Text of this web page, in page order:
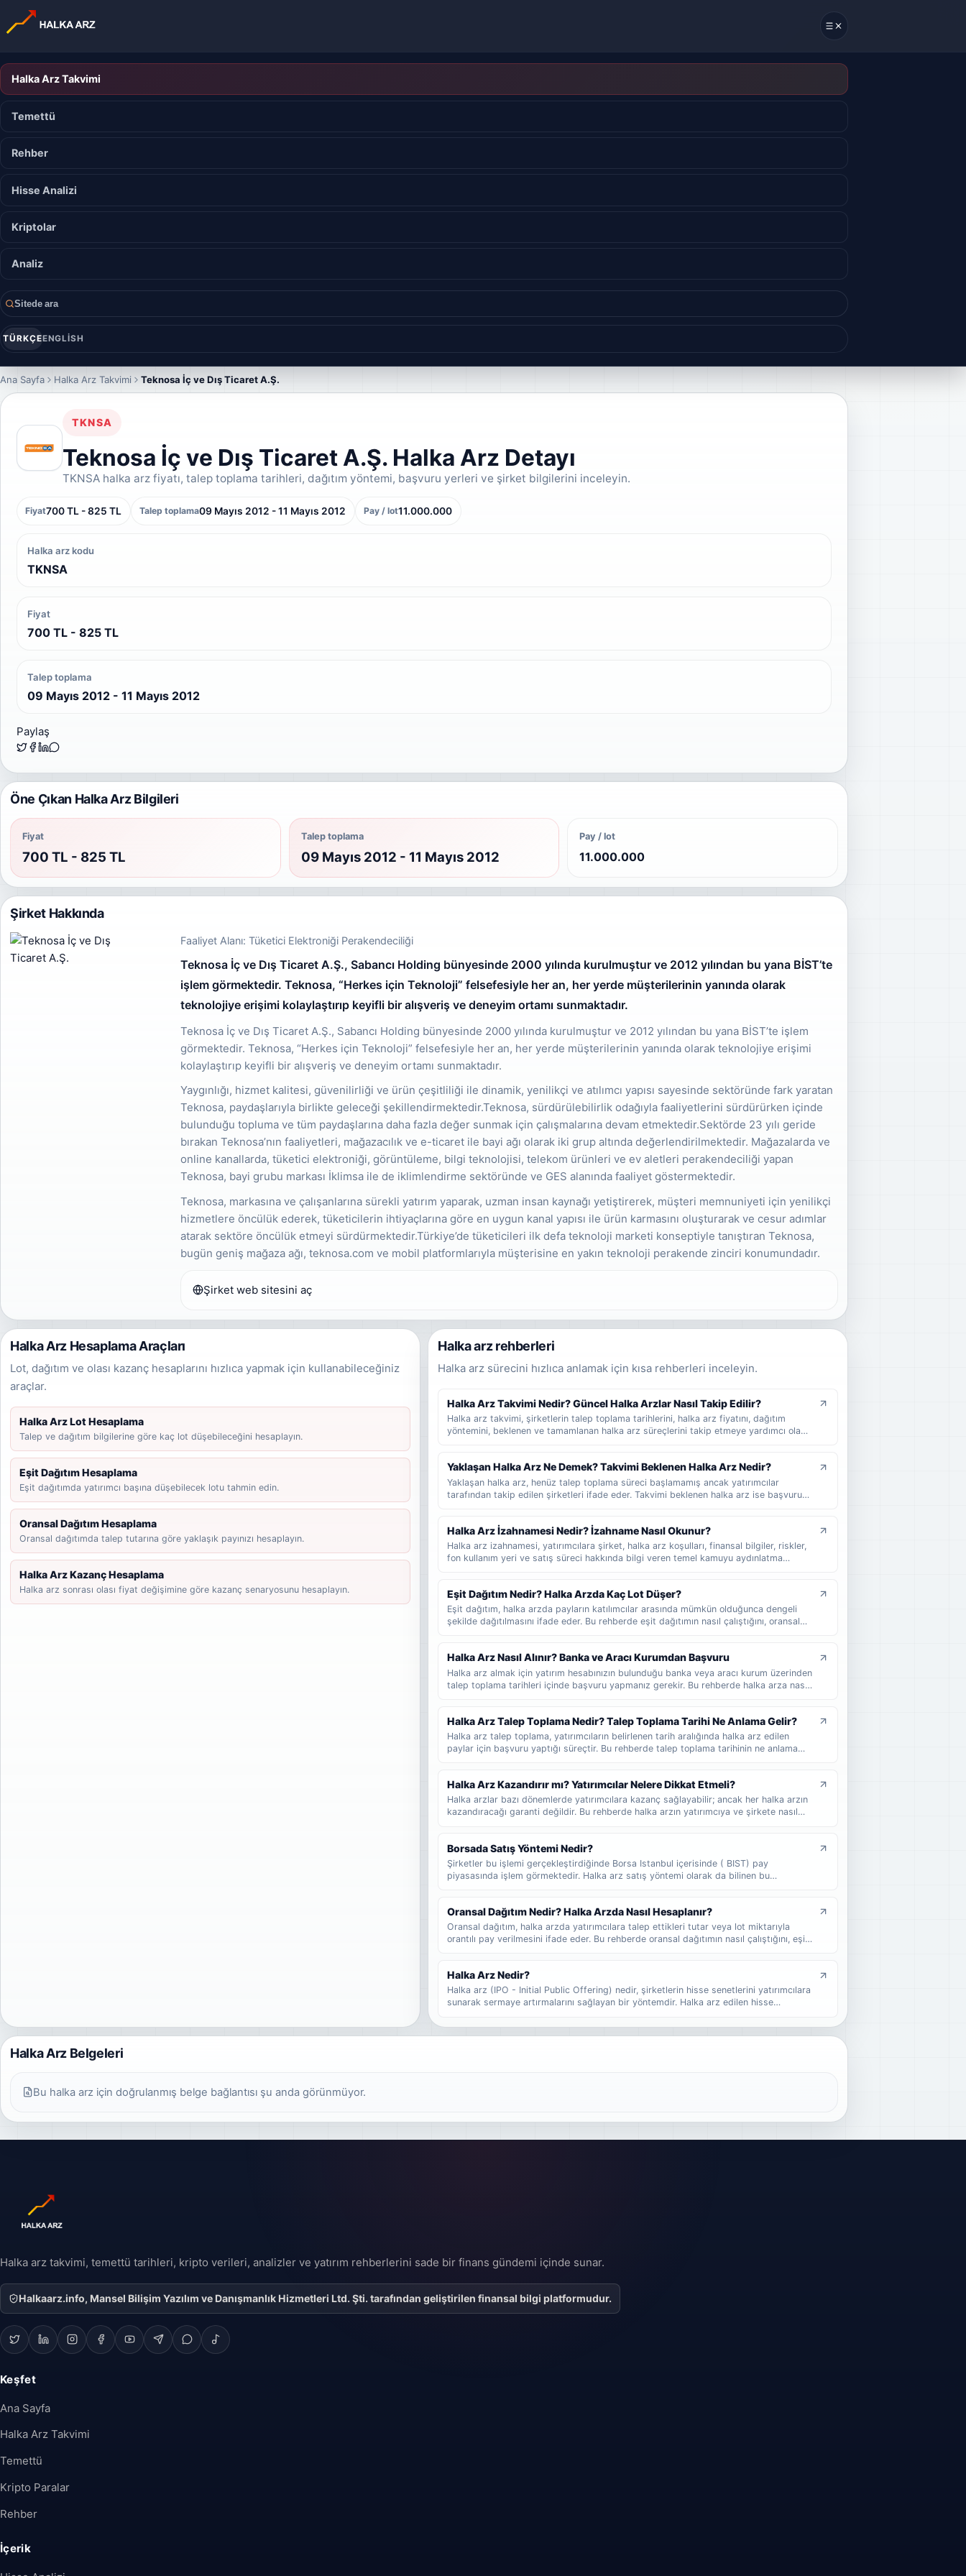
Halka Arz Takvimi
Temettü
Rehber
Hisse Analizi
Kriptolar
Analiz
Sitede ara
TÜRKÇEENGLISH
Ana Sayfa Halka Arz Takvimi Teknosa İç ve Dış Ticaret A.Ş.
TKNSA
Teknosa İç ve Dış Ticaret A.Ş. Halka Arz Detayı
TKNSA halka arz fiyatı, talep toplama tarihleri, dağıtım yöntemi, başvuru yerleri ve şirket bilgilerini inceleyin.
Fiyat700 TL - 825 TL Talep toplama09 Mayıs 2012 - 11 Mayıs 2012 Pay / lot11.000.000
Halka arz kodu
TKNSA
Fiyat
700 TL - 825 TL
Talep toplama
09 Mayıs 2012 - 11 Mayıs 2012
Paylaş
Öne Çıkan Halka Arz Bilgileri
Fiyat
700 TL - 825 TL
Talep toplama
09 Mayıs 2012 - 11 Mayıs 2012
Pay / lot
11.000.000
Şirket Hakkında
Faaliyet Alanı: Tüketici Elektroniği Perakendeciliği
Teknosa İç ve Dış Ticaret A.Ş., Sabancı Holding bünyesinde 2000 yılında kurulmuştur ve 2012 yılından bu yana BİST’te
işlem görmektedir. Teknosa, “Herkes için Teknoloji” felsefesiyle her an, her yerde müşterilerinin yanında olarak
teknolojiye erişimi kolaylaştırıp keyifli bir alışveriş ve deneyim ortamı sunmaktadır.
Teknosa İç ve Dış Ticaret A.Ş., Sabancı Holding bünyesinde 2000 yılında kurulmuştur ve 2012 yılından bu yana BİST’te işlem
görmektedir. Teknosa, “Herkes için Teknoloji” felsefesiyle her an, her yerde müşterilerinin yanında olarak teknolojiye erişimi
kolaylaştırıp keyifli bir alışveriş ve deneyim ortamı sunmaktadır.
Yaygınlığı, hizmet kalitesi, güvenilirliği ve ürün çeşitliliği ile dinamik, yenilikçi ve atılımcı yapısı sayesinde sektöründe fark yaratan
Teknosa, paydaşlarıyla birlikte geleceği şekillendirmektedir.Teknosa, sürdürülebilirlik odağıyla faaliyetlerini sürdürürken içinde
bulunduğu topluma ve tüm paydaşlarına daha fazla değer sunmak için çalışmalarına devam etmektedir.Sektörde 23 yılı geride
bırakan Teknosa’nın faaliyetleri, mağazacılık ve e-ticaret ile bayi ağı olarak iki grup altında değerlendirilmektedir. Mağazalarda ve
online kanallarda, tüketici elektroniği, görüntüleme, bilgi teknolojisi, telekom ürünleri ve ev aletleri perakendeciliği yapan
Teknosa, bayi grubu markası İklimsa ile de iklimlendirme sektöründe ve GES alanında faaliyet göstermektedir.
Teknosa, markasına ve çalışanlarına sürekli yatırım yaparak, uzman insan kaynağı yetiştirerek, müşteri memnuniyeti için yenilikçi
hizmetlere öncülük ederek, tüketicilerin ihtiyaçlarına göre en uygun kanal yapısı ile ürün karmasını oluşturarak ve cesur adımlar
atarak sektöre öncülük etmeyi sürdürmektedir.Türkiye’de tüketicileri ilk defa teknoloji marketi konseptiyle tanıştıran Teknosa,
bugün geniş mağaza ağı, teknosa.com ve mobil platformlarıyla müşterisine en yakın teknoloji perakende zinciri konumundadır.
Şirket web sitesini aç
Halka Arz Hesaplama Araçları
Lot, dağıtım ve olası kazanç hesaplarını hızlıca yapmak için kullanabileceğiniz
araçlar.
Halka Arz Lot Hesaplama
Talep ve dağıtım bilgilerine göre kaç lot düşebileceğini hesaplayın.
Eşit Dağıtım Hesaplama
Eşit dağıtımda yatırımcı başına düşebilecek lotu tahmin edin.
Oransal Dağıtım Hesaplama
Oransal dağıtımda talep tutarına göre yaklaşık payınızı hesaplayın.
Halka Arz Kazanç Hesaplama
Halka arz sonrası olası fiyat değişimine göre kazanç senaryosunu hesaplayın.
Halka arz rehberleri
Halka arz sürecini hızlıca anlamak için kısa rehberleri inceleyin.
Halka Arz Takvimi Nedir? Güncel Halka Arzlar Nasıl Takip Edilir?
Halka arz takvimi, şirketlerin talep toplama tarihlerini, halka arz fiyatını, dağıtım
yöntemini, beklenen ve tamamlanan halka arz süreçlerini takip etmeye yardımcı olan
bakmalıdır sade şekilde anlatılır.
Yaklaşan Halka Arz Ne Demek? Takvimi Beklenen Halka Arz Nedir?
Yaklaşan halka arz, henüz talep toplama süreci başlamamış ancak yatırımcılar
tarafından takip edilen şirketleri ifade eder. Takvimi beklenen halka arz ise başvuru
arz ve talep toplama aşaması arasındaki farklar sade şekilde anlatılır.
Halka Arz İzahnamesi Nedir? İzahname Nasıl Okunur?
Halka arz izahnamesi, yatırımcılara şirket, halka arz koşulları, finansal bilgiler, riskler,
fon kullanım yeri ve satış süreci hakkında bilgi veren temel kamuyu aydınlatma
değerlendirebileceğini sade şekilde bulabilirsiniz.
Eşit Dağıtım Nedir? Halka Arzda Kaç Lot Düşer?
Eşit dağıtım, halka arzda payların katılımcılar arasında mümkün olduğunca dengeli
şekilde dağıtılmasını ifade eder. Bu rehberde eşit dağıtımın nasıl çalıştığını, oransal
Halka Arz Nasıl Alınır? Banka ve Aracı Kurumdan Başvuru
Halka arz almak için yatırım hesabınızın bulunduğu banka veya aracı kurum üzerinden
talep toplama tarihleri içinde başvuru yapmanız gerekir. Bu rehberde halka arza nasıl
gerektiğini adım adım bulabilirsiniz.
Halka Arz Talep Toplama Nedir? Talep Toplama Tarihi Ne Anlama Gelir?
Halka arz talep toplama, yatırımcıların belirlenen tarih aralığında halka arz edilen
paylar için başvuru yaptığı süreçtir. Bu rehberde talep toplama tarihinin ne anlama
Halka Arz Kazandırır mı? Yatırımcılar Nelere Dikkat Etmeli?
Halka arzlar bazı dönemlerde yatırımcılara kazanç sağlayabilir; ancak her halka arzın
kazandıracağı garanti değildir. Bu rehberde halka arzın yatırımcıya ve şirkete nasıl
nelere dikkat etmesi gerektiğini sade şekilde bulabilirsiniz.
Borsada Satış Yöntemi Nedir?
Şirketler bu işlemi gerçekleştirdiğinde Borsa Istanbul içerisinde ( BIST) pay
piyasasında işlem görmektedir. Halka arz satış yöntemi olarak da bilinen bu
borsada kote edilir.
Oransal Dağıtım Nedir? Halka Arzda Nasıl Hesaplanır?
Oransal dağıtım, halka arzda yatırımcılara talep ettikleri tutar veya lot miktarıyla
orantılı pay verilmesini ifade eder. Bu rehberde oransal dağıtımın nasıl çalıştığını, eşit
Halka Arz Nedir?
Halka arz (IPO - Initial Public Offering) nedir, şirketlerin hisse senetlerini yatırımcılara
sunarak sermaye artırmalarını sağlayan bir yöntemdir. Halka arz edilen hisse
alarak şirkete ortak olurlar. Halka arz, özel bir şirketin halka açık bir şirket statüsüne
geçişini ifade eder ve şirketin büyüme stratejisinin önemli bir parçası olabilir.
Halka Arz Belgeleri
Bu halka arz için doğrulanmış belge bağlantısı şu anda görünmüyor.
Halka arz takvimi, temettü tarihleri, kripto verileri, analizler ve yatırım rehberlerini sade bir finans gündemi içinde sunar.
Halkaarz.info, Mansel Bilişim Yazılım ve Danışmanlık Hizmetleri Ltd. Şti. tarafından geliştirilen finansal bilgi platformudur.
Keşfet
Ana Sayfa
Halka Arz Takvimi
Temettü
Kripto Paralar
Rehber
İçerik